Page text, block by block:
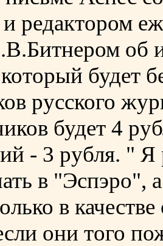
и редактором
об
будет
русского
будет 4
- 3 рубля. "
в "Эспэро",
в
они того